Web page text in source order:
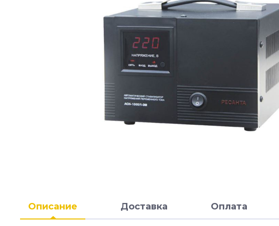
Описание Доставка Оплата